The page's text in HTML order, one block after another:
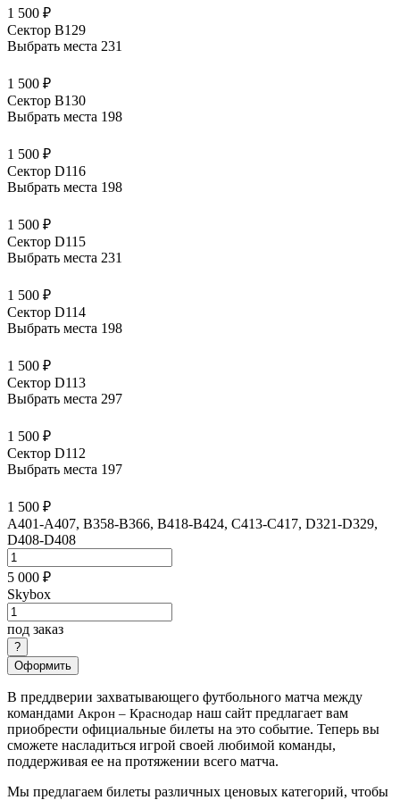
1 500 ₽
Сектор В129
Выбрать места 231
1 500 ₽
Сектор В130
Выбрать места 198
1 500 ₽
Сектор D116
Выбрать места 198
1 500 ₽
Сектор D115
Выбрать места 231
1 500 ₽
Сектор D114
Выбрать места 198
1 500 ₽
Сектор D113
Выбрать места 297
1 500 ₽
Сектор D112
Выбрать места 197
1 500 ₽
A401-A407, B358-B366, B418-B424, C413-C417, D321-D329,
D408-D408
5 000 ₽
Skybox
под заказ
Оформить
В преддверии захватывающего футбольного матча между
командами Акрон – Краснодар наш сайт предлагает вам
приобрести официальные билеты на это событие. Теперь вы
сможете насладиться игрой своей любимой команды,
поддерживая ее на протяжении всего матча.
Мы предлагаем билеты различных ценовых категорий, чтобы